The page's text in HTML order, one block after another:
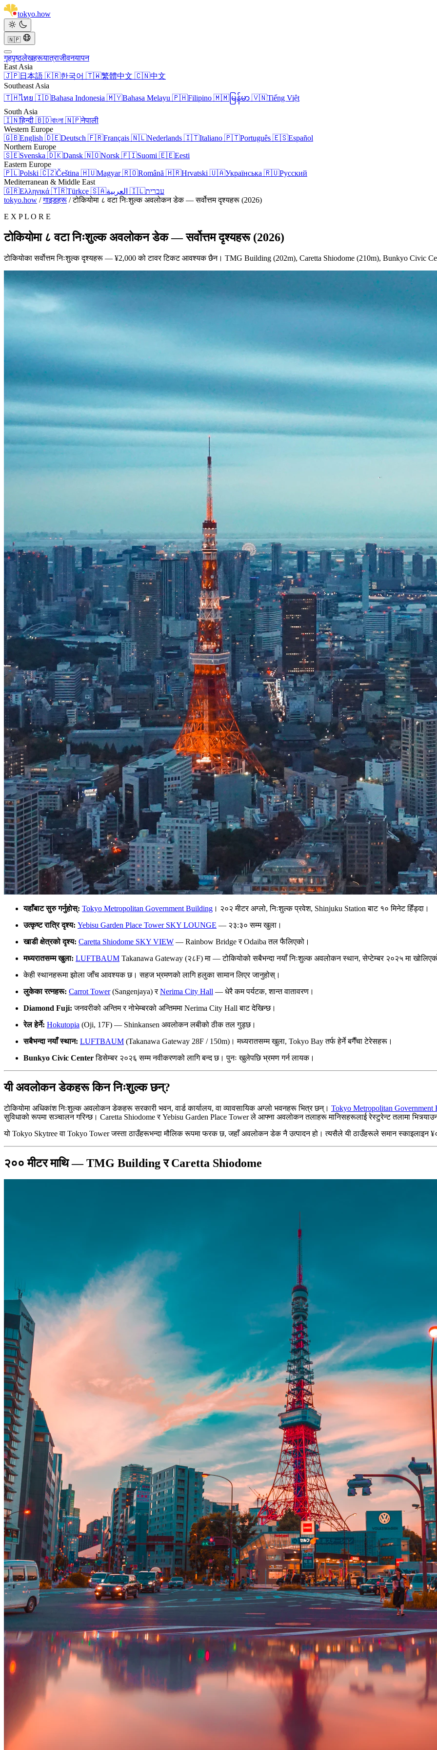
tokyo.how
🇳🇵
गृहपृष्ठलेखहरूयात्राजीवनयापन
East Asia
🇯🇵日本語 🇰🇷한국어 🇹🇼繁體中文 🇨🇳中文
Southeast Asia
🇹🇭ไทย 🇮🇩Bahasa Indonesia 🇲🇾Bahasa Melayu 🇵🇭Filipino 🇲🇲 မြန်မာ 🇻🇳Tiếng Việt
South Asia
🇮🇳हिन्दी 🇧🇩বাংলা 🇳🇵नेपाली
Western Europe
🇬🇧English 🇩🇪Deutsch 🇫🇷Français 🇳🇱Nederlands 🇮🇹Italiano 🇵🇹Português 🇪🇸Español
Northern Europe
🇸🇪Svenska 🇩🇰Dansk 🇳🇴Norsk 🇫🇮Suomi 🇪🇪Eesti
Eastern Europe
🇵🇱Polski 🇨🇿Čeština 🇭🇺Magyar🇷🇴Română 🇭🇷Hrvatski 🇺🇦Українська 🇷🇺Русский
Mediterranean & Middle East
🇬🇷Ελληνικά 🇹🇷Türkçe 🇸🇦 🇮🇱עברית
tokyo.how / गाइडहरू / टोकियोमा ८ वटा निःशुल्क अवलोकन डेक — सर्वोत्तम दृश्यहरू (2026)
E X P L O R E
टोकियोमा ८ वटा निःशुल्क अवलोकन डेक — सर्वोत्तम दृश्यहरू (2026)
टोकियोका सर्वोत्तम निःशुल्क दृश्यहरू — ¥2,000 को टावर टिकट आवश्यक छैन। TMG Building (202m), Caretta Shiodome (210m), Bunkyo Civic
यहाँबाट सुरु गर्नुहोस्: Tokyo Metropolitan Government Building । २०२ मीटर अग्लो, निःशुल्क प्रवेश, Shinjuku Station बाट १० मिनेट हिँड्दा।
उत्कृष्ट रात्रि दृश्य: Yebisu Garden Place Tower SKY LOUNGE — २३:३० सम्म खुला।
खाडी क्षेत्रको दृश्य: Caretta Shiodome SKY VIEW — Rainbow Bridge र Odaiba तल फैलिएको।
मध्यरातसम्म खुला: LUFTBAUM Takanawa Gateway (२८F) मा — टोकियोको सबैभन्दा नयाँ निःशुल्क अवलोकन स्थान, सेप्टेम्बर २०२५ मा
केही स्थानहरूमा झोला जाँच आवश्यक छ। सहज भ्रमणको लागि हलुका सामान लिएर जानुहोस्।
लुकेका रत्नहरू: Carrot Tower(Sangenjaya) रNerima City Hall — धेरै कम पर्यटक, शान्त वातावरण।
Diamond Fuji: जनवरीको अन्तिम र नोभेम्बरको अन्तिममा Nerima City Hall बाट देखिन्छ।
रेल हेर्ने: Hokutopia (Oji, 17F) — Shinkansen अवलोकन लबीको ठीक तल गुड्छ।
सबैभन्दा नयाँ स्थान: LUFTBAUM (Takanawa Gateway 28F / 150m)। मध्यरातसम्म खुला, Tokyo Bay तर्फ हेर्ने बगैँचा टेरेसहरू।
Bunkyo Civic Centerडिसेम्बर २०२६ सम्म नवीकरणको लागि बन्द छ। पुनः खुलेपछि भ्रमण गर्न लायक।
यी अवलोकन डेकहरू किन निःशुल्क छन्?
टोकियोमा अधिकांश निःशुल्क अवलोकन डेकहरू सरकारी भवन, वार्ड कार्यालय, वा व्यावसायिक अग्लो भवनहरू भित्र छन्। Tokyo Metropolitan
सुविधाको रूपमा सञ्चालन गरिन्छ। Caretta Shiodome र Yebisu Garden Place Tower ले आफ्ना अवलोकन तलाहरू मानिसहरूलाई रेस्टुरेन्ट तलामा
यो Tokyo Skytree वा Tokyo Tower जस्ता ठाउँहरूभन्दा मौलिक रूपमा फरक छ, जहाँ अवलोकन डेक नै उत्पादन हो। त्यसैले यी ठाउँहरूले समान स्काइलाइन
२०० मीटर माथि — TMG Building र Caretta Shiodome